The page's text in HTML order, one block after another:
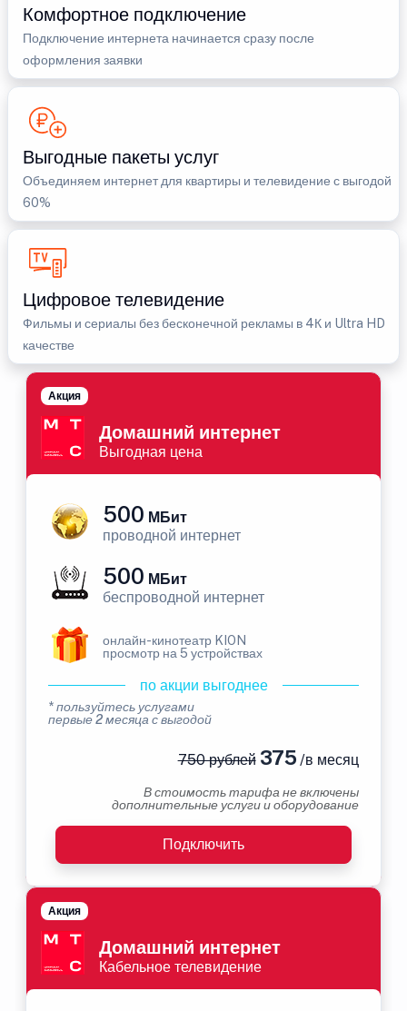
Комфортное подключение
Подключение интернета начинается сразу после
оформления заявки
Выгодные пакеты услуг
Объединяем интернет для квартиры и телевидение с выгодой
60%
Цифровое телевидение
Фильмы и сериалы без бесконечной рекламы в 4К и Ultra HD
качестве
Домашний интернет
Выгодная цена
Акция
500 МБит
проводной интернет
500 МБит
беспроводной интернет
онлайн-кинотеатр KION
просмотр на 5 устройствах
по акции выгоднее
* пользуйтесь услугами
первые 2 месяца с выгодой
750 рублей375 /в месяц
В стоимость тарифа не включены
дополнительные услуги и оборудование
Подключить
Домашний интернет
Кабельное телевидение
Акция